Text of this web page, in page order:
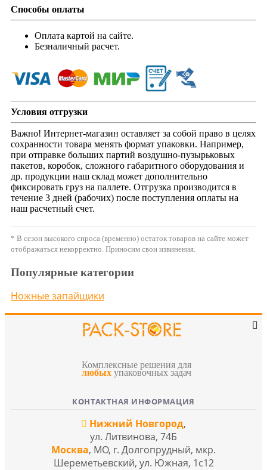
Способы оплаты
Оплата картой на сайте.
Безналичный расчет.
Условия отгрузки
Важно! Интернет-магазин оставляет за собой право в целях
сохранности товара менять формат упаковки. Например,
при отправке больших партий воздушно-пузырьковых
пакетов, коробок, сложного габаритного оборудования и
др. продукции наш склад может дополнительно
фиксировать груз на паллете. Отгрузка производится в
течение 3 дней (рабочих) после поступления оплаты на
наш расчетный счет.
* В сезон высокого спроса (временно) остаток товаров на сайте может
отображаться некорректно. Приносим свои извинения.
Популярные категории
Ножные запайщики
Комплексные решения для
любых упаковочных задач
КОНТАКТНАЯ ИНФОРМАЦИЯ
Нижний Новгород,
ул. Литвинова, 74Б
Москва, МО, г. Долгопрудный, мкр.
Шереметьевский, ул. Южная, 1с12